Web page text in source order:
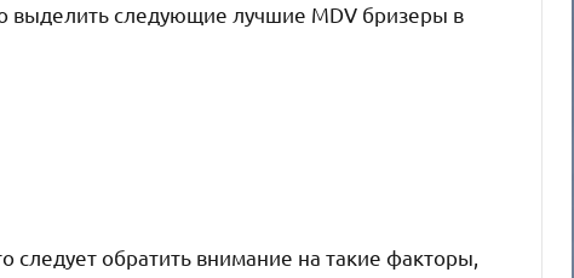
выделить следующие лучшие MDV бризеры в
обратить внимание на такие факторы,